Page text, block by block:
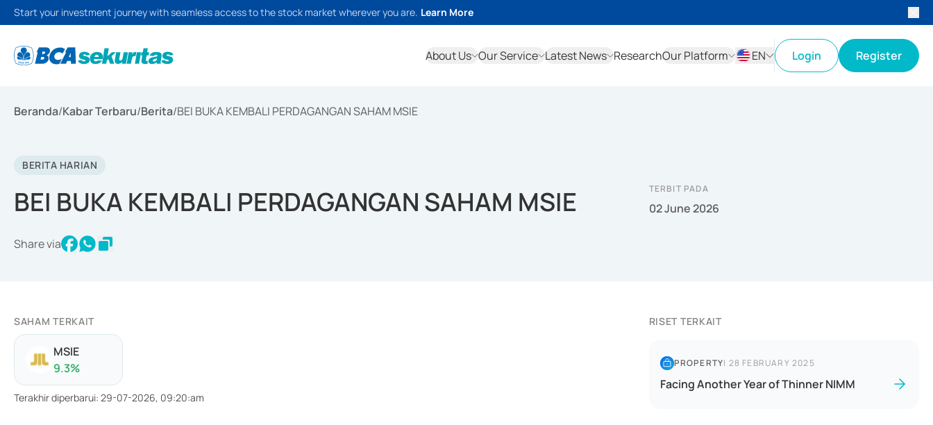
Start your investment journey with seamless access to the stock market wherever you are. Learn More
About Us Our Service Latest News ResearchOur Platform
EN
Login Register
Beranda/Kabar Terbaru/Berita/BEI BUKA KEMBALI PERDAGANGAN SAHAM MSIE
BERITA HARIAN
BEI BUKA KEMBALI PERDAGANGAN SAHAM MSIE
Share via
TERBIT PADA
02 June 2026
SAHAM TERKAIT
MSIE
9.3%
Terakhir diperbarui: 29-07-2026, 09:20:am
RISET TERKAIT
PROPERTY| 28 FEBRUARY 2025
Facing Another Year of Thinner NIMM